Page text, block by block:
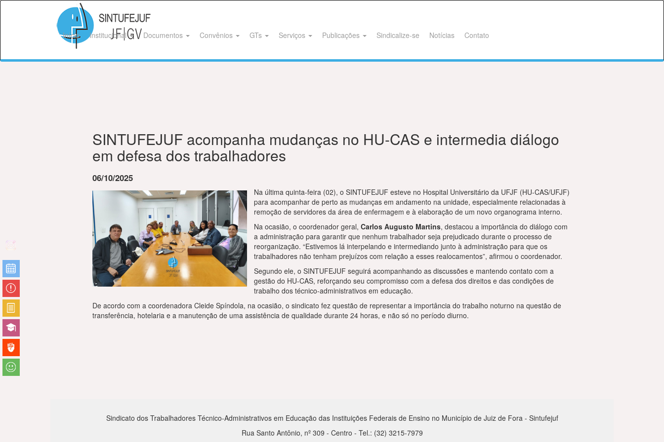
Início Institucional Documentos Convênios GTs Serviços Publicações Sindicalize-se Notícias Contato
SINTUFEJUF acompanha mudanças no HU-CAS e intermedia diálogo
em defesa dos trabalhadores
06/10/2025
Na última quinta-feira (02), o SINTUFEJUF esteve no Hospital Universitário da UFJF (HU-CAS/UFJF)
para acompanhar de perto as mudanças em andamento na unidade, especialmente relacionadas à
remoção de servidores da área de enfermagem e à elaboração de um novo organograma interno.
Na ocasião, o coordenador geral, Carlos Augusto Martins, destacou a importância do diálogo com
a administração para garantir que nenhum trabalhador seja prejudicado durante o processo de
reorganização. “Estivemos lá interpelando e intermediando junto à administração para que os
trabalhadores não tenham prejuízos com relação a esses realocamentos”, afirmou o coordenador.
Segundo ele, o SINTUFEJUF seguirá acompanhando as discussões e mantendo contato com a
gestão do HU-CAS, reforçando seu compromisso com a defesa dos direitos e das condições de
trabalho dos técnico-administrativos em educação.
De acordo com a coordenadora Cleide Spíndola, na ocasião, o sindicato fez questão de representar a importância do trabalho noturno na questão de
transferência, hotelaria e a manutenção de uma assistência de qualidade durante 24 horas, e não só no período diurno.
Sindicato dos Trabalhadores Técnico-Administrativos em Educação das Instituições Federais de Ensino no Município de Juiz de Fora - Sintufejuf
Rua Santo Antônio, nº 309 - Centro - Tel.: (32) 3215-7979